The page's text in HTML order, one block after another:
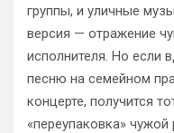
группы, и уличные
версия — отражение
исполнителя. Но если
песню на семейном
концерте, получится
«переупаковка» чужой